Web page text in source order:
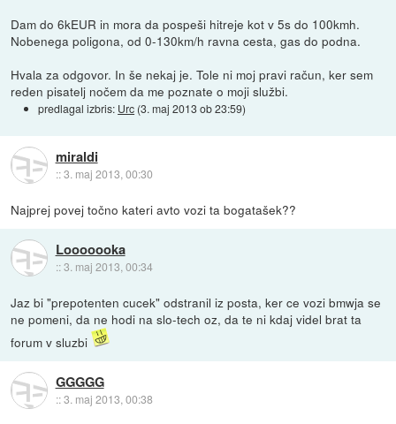
Dam do 6kEUR in mora da pospeši hitreje kot v 5s do 100kmh.
Nobenega poligona, od 0-130km/h ravna cesta, gas do podna.
Hvala za odgovor. In še nekaj je. Tole ni moj pravi račun, ker sem
reden pisatelj nočem da me poznate o moji službi.
predlagal izbris: Urc (3. maj 2013 ob 23:59)
miraldi
::3. maj 2013, 00:30
Najprej povej točno kateri avto vozi ta bogatašek??
Looooooka
::3. maj 2013, 00:34
Jaz bi "prepotenten cucek" odstranil iz posta, ker ce vozi bmwja se
ne pomeni, da ne hodi na slo-tech oz, da te ni kdaj videl brat ta
forum v sluzbi
GGGGG
::3. maj 2013, 00:38